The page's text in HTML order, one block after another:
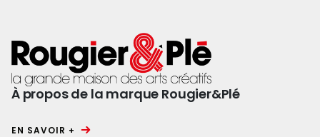
À propos de la marque Rougier&Plé
EN SAVOIR +